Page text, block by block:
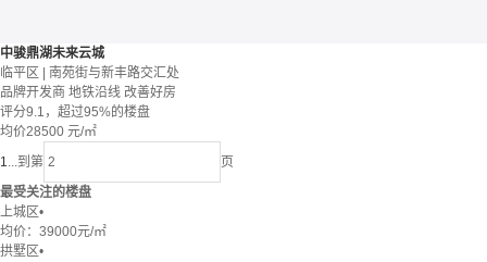
中骏鼎湖未来云城
临平区 | 南苑街与新丰路交汇处
品牌开发商 地铁沿线 改善好房
评分9.1，超过95%的楼盘
均价28500 元/㎡
1...到第
页
最受关注的楼盘
上城区•
均价： 39000元/㎡
拱墅区•